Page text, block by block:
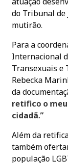
do Tribunal de
mutirão.
Para a
Internacional
Transexuais e
Rebecka
da
retifico o
cidadã.”
Além da
também
população